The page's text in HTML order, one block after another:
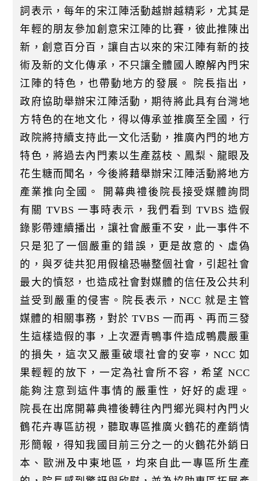
詞表示，每年的宋江陣活動越辦越精彩，尤其是
年輕的朋友參加創意宋江陣的比賽，彼此推陳出
新，創意百分百，讓自古以來的宋江陣有新的技
術及新的文化傳承，不只讓全體國人瞭解內門宋
江陣的特色，也帶動地方的發展。 院長指出，
政府協助舉辦宋江陣活動，期待將此具有台灣地
方特色的在地文化，得以傳承並推廣至全國，行
政院將持續支持此一文化活動，推廣內門的地方
特色，將過去內門素以生產荔枝、鳳梨、龍眼及
花生糖而聞名，今後將藉舉辦宋江陣活動將地方
產業推向全國。 開幕典禮後院長接受媒體詢問
有關 TVBS 一事時表示，我們看到 TVBS 造假
錄影帶連續播出，讓社會嚴重不安，此一事件不
只是犯了一個嚴重的錯誤，更是故意的、虛偽
的，與歹徒共犯用假槍恐嚇整個社會，引起社會
最大的憤怒，也造成社會對媒體的信任及公共利
益受到嚴重的侵害。院長表示，NCC 就是主管
媒體的相關事務，對於 TVBS 一而再、再而三發
生這樣造假的事，上次瀝青鴨事件造成鴨農嚴重
的損失，這次又嚴重破壞社會的安寧，NCC 如
果輕輕的放下，一定為社會所不容，希望 NCC
能夠注意到這件事情的嚴重性，好好的處理。
院長在出席開幕典禮後轉往內門鄉光興村內門火
鶴花卉專區訪視，聽取專區推廣火鶴花的產銷情
形簡報，得知我國目前三分之一的火鶴花外銷日
本、歐洲及中東地區，均來自此一專區所生產